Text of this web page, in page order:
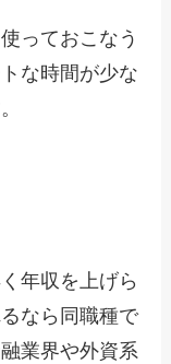
っておこなう
な時間が少な
年収を上げら
なら同職種で
業界や外資系